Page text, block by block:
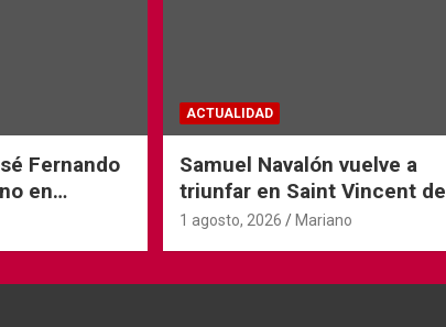
Fernando
en
ACTUALIDAD
Samuel Navalón vuelve a
triunfar en Saint Vincent de
Tyrosse
1 agosto, 2026 Mariano